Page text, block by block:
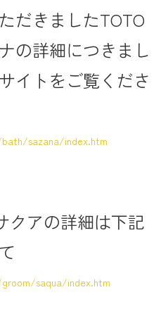
だきましたTOTO
の詳細につきまし
イトをご覧くださ
sazana/index.htm
クアの詳細は下記
saqua/index.htm